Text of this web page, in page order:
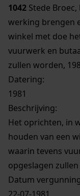
1042 Stede
werking brengen
winkel met doe
vuurwerk en
zullen worden,
Datering:
1981
Beschrijving:
Het oprichten, in
houden van een
waarin tevens
opgeslagen
Datum
22-07-1981